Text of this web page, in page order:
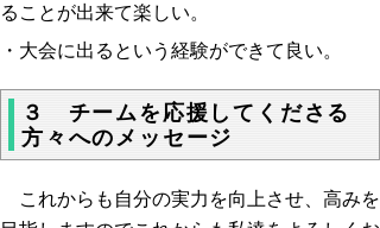
ることが出来て楽しい。
・大会に出るという経験ができて良い。
３ チームを応援してくださる
方々へのメッセージ
これからも自分の実力を向上させ、高みを